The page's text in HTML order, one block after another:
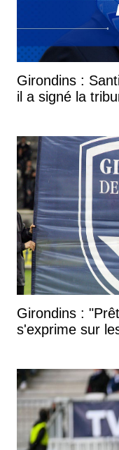
Girondins :
il a signé la
Girondins :
s'exprime sur